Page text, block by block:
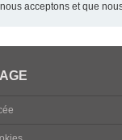
acceptons et que